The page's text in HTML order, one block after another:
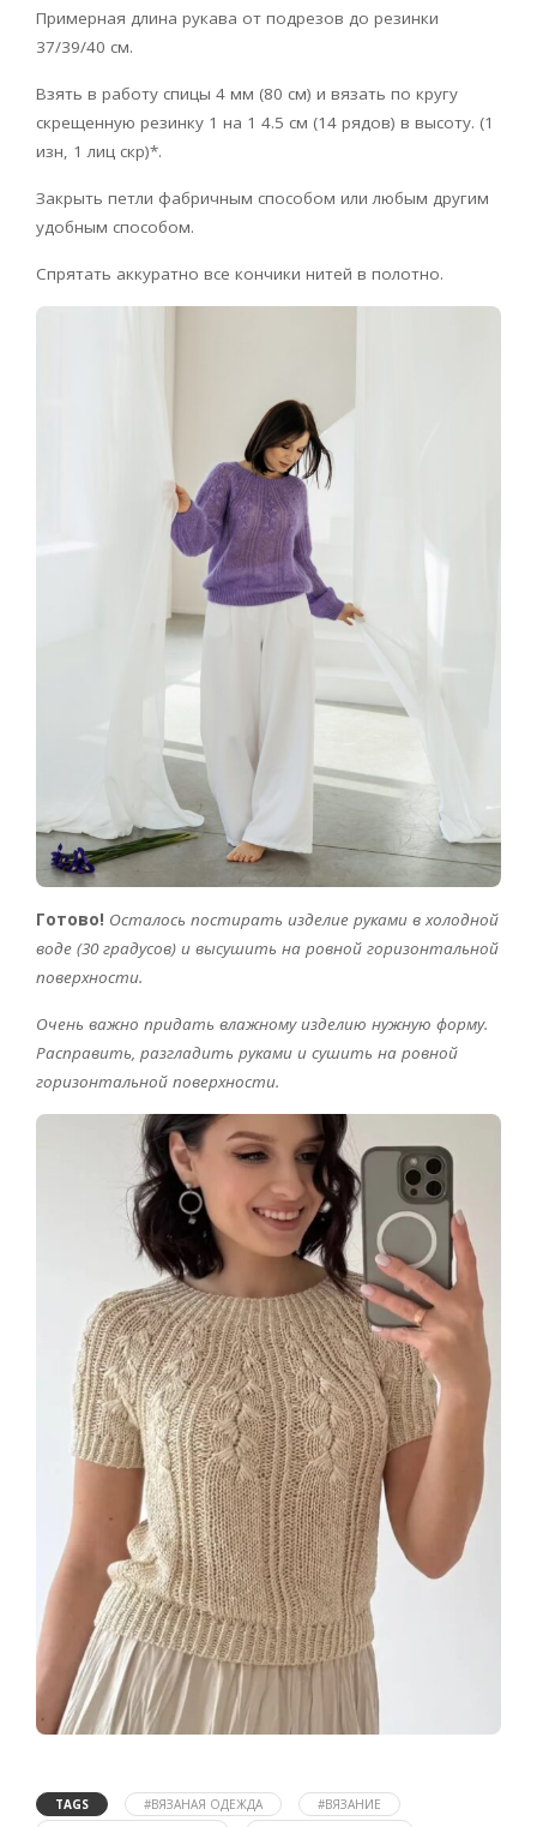
Примерная длина рукава от подрезов до резинки
37/39/40 см.
Взять в работу спицы 4 мм (80 см) и вязать по кругу
скрещенную резинку 1 на 1 4.5 см (14 рядов) в высоту. (1
изн, 1 лиц скр)*.
Закрыть петли фабричным способом или любым другим
удобным способом.
Спрятать аккуратно все кончики нитей в полотно.
Готово! Осталось постирать изделие руками в холодной
воде (30 градусов) и высушить на ровной горизонтальной
поверхности.
Очень важно придать влажному изделию нужную форму.
Расправить, разгладить руками и сушить на ровной
горизонтальной поверхности.
TAGS #ВЯЗАНАЯ ОДЕЖДА
#ВЯЗАНИЕ